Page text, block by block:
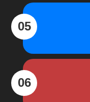
05
06